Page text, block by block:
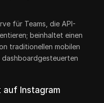
für Teams, die API-
beinhaltet einen
traditionellen mobilen
dashboardgesteuerten
auf Instagram